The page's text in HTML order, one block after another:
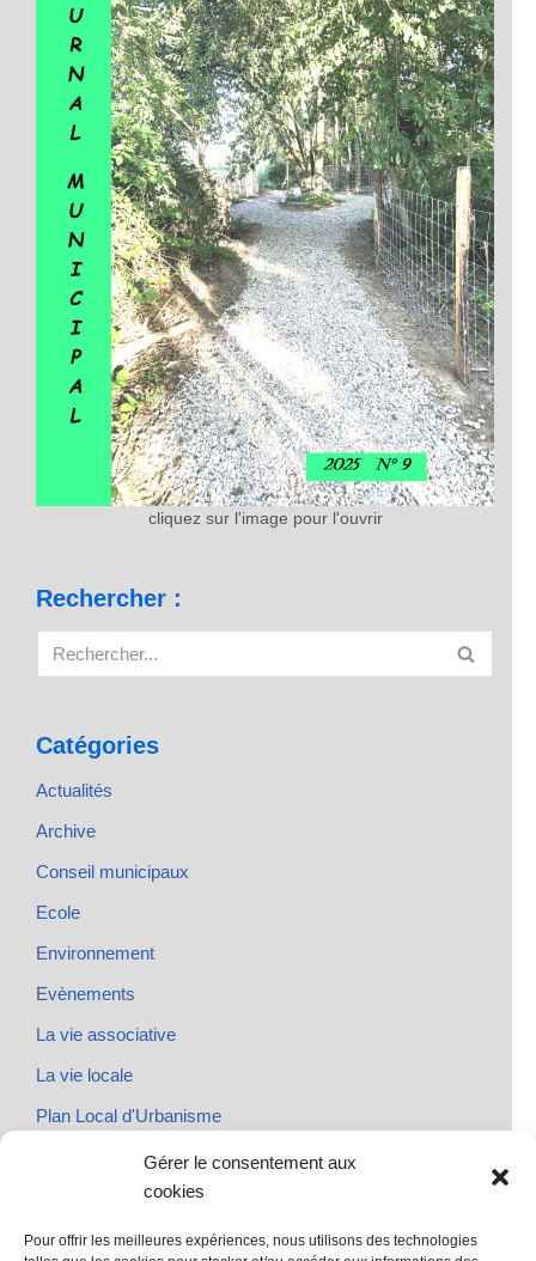
Gérer le consentement aux
cookies
Pour offrir les meilleures expériences, nous utilisons des technologies
cliquez sur l'image pour l'ouvrir
Rechercher :
Catégories
Actualités
Archive
Conseil municipaux
Ecole
Environnement
Evènements
La vie associative
La vie locale
Plan Local d'Urbanisme